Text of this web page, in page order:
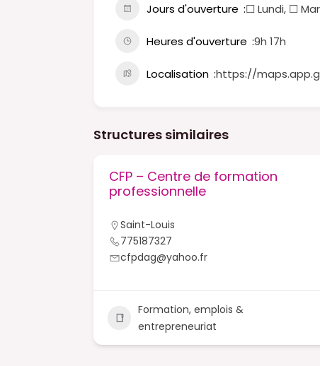
Jours d'ouverture ☐ Lundi, ☐
Heures d'ouverture 9h 17h
Localisation https://
Structures similaires
CFP – Centre de formation
professionnelle
Saint-Louis
775187327
cfpdag@yahoo.fr
Formation, emplois &
entrepreneuriat